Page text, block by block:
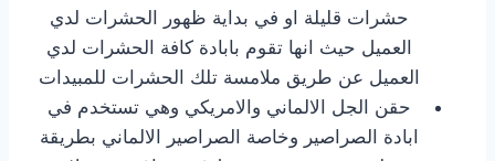
حشرات قليلة او في بداية ظهور الحشرات لدي
العميل حيث انها تقوم بابادة كافة الحشرات لدي
العميل عن طريق ملامسة تلك الحشرات للمبيدات
حقن الجل الالماني والامريكي وهي تستخدم في
ابادة الصراصير وخاصة الصراصير الالماني بطريقة